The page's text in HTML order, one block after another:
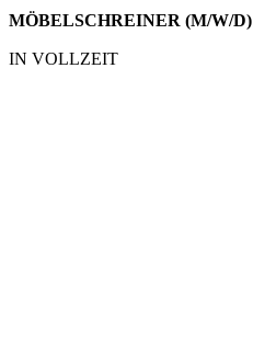
MÖBEL­SCHREINER (M/W/D)
IN VOLLZEIT